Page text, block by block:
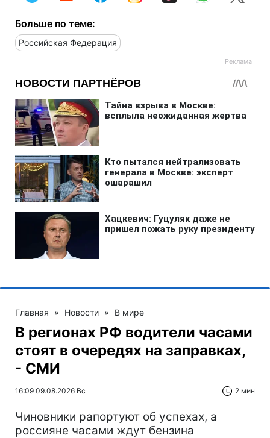
Больше по теме:
Российская Федерация
Главная » Новости » В мире
В регионах РФ водители часами
стоят в очередях на заправках,
- СМИ
16:09 09.08.2026 Вс 2 мин
Чиновники рапортуют об успехах, а
россияне часами ждут бензина